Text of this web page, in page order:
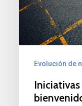
THE
LIGHT».
Evolución de
Iniciativas